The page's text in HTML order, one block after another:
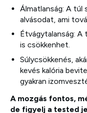
Álmatlanság: A túl
alvásodat, ami
Étvágytalanság:
is csökkenhet.
Súlycsökkenés,
kevés kalória
gyakran
A mozgás fontos,
de figyelj a tested